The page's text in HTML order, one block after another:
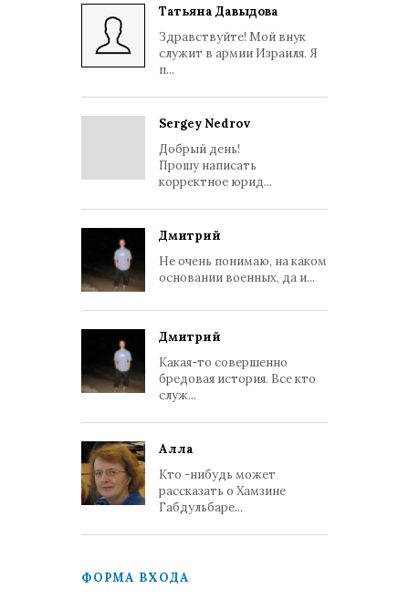
Татьяна Давыдова
Здравствуйте! Мой внук
служит в армии Израиля. Я
п...
Sergey Nedrov
Добрый день!
Прошу написать
корректное юрид...
Дмитрий
Не очень понимаю, на каком
основании военных, да и...
Дмитрий
Какая-то совершенно
бредовая история. Все кто
служ...
Алла
Кто -нибудь может
рассказать о Хамзине
Габдульбаре...
ФОРМА ВХОДА